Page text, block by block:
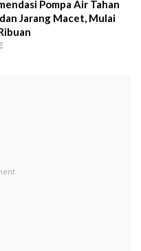
Pompa Air Tahan
Jarang Macet, Mulai